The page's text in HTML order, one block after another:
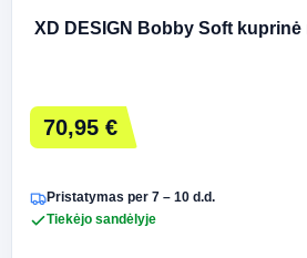
XD DESIGN Bobby Soft
70,95 €
Pristatymas per 7 – 10 d.d.
Tiekėjo sandėlyje